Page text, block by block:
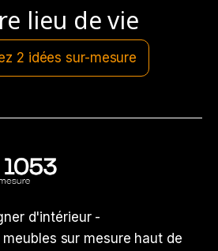
lieu de vie
2 idées sur-mesure
d'intérieur -
sur mesure haut de